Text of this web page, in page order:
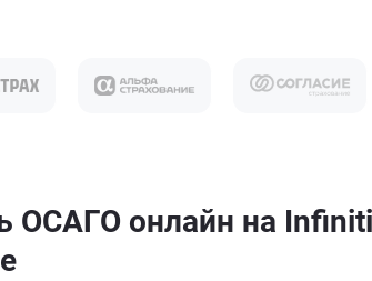
ОСАГО онлайн на